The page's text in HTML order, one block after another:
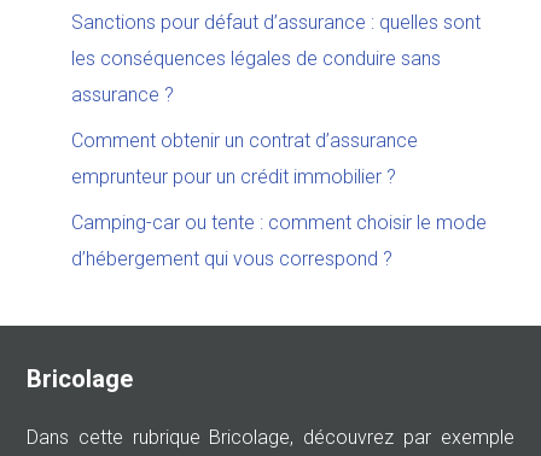
Sanctions pour défaut d’assurance : quelles sont
les conséquences légales de conduire sans
assurance ?
Comment obtenir un contrat d’assurance
emprunteur pour un crédit immobilier ?
Camping-car ou tente : comment choisir le mode
d’hébergement qui vous correspond ?
Bricolage
Dans cette rubrique Bricolage, découvrez par exemple